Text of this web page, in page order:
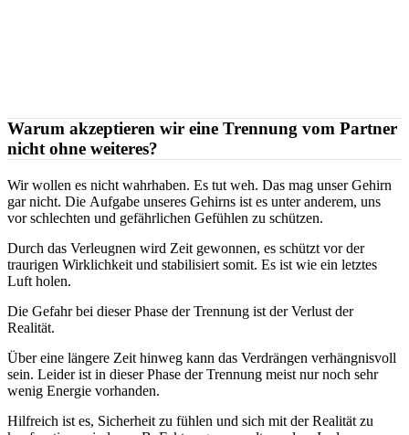
Warum akzeptieren wir eine Trennung vom Partner
nicht ohne weiteres?
Wir wollen es nicht wahrhaben. Es tut weh. Das mag unser Gehirn
gar nicht. Die Aufgabe unseres Gehirns ist es unter anderem, uns
vor schlechten und gefährlichen Gefühlen zu schützen.
Durch das Verleugnen wird Zeit gewonnen, es schützt vor der
traurigen Wirklichkeit und stabilisiert somit. Es ist wie ein letztes
Luft holen.
Die Gefahr bei dieser Phase der Trennung ist der Verlust der
Realität.
Über eine längere Zeit hinweg kann das Verdrängen verhängnisvoll
sein. Leider ist in dieser Phase der Trennung meist nur noch sehr
wenig Energie vorhanden.
Hilfreich ist es, Sicherheit zu fühlen und sich mit der Realität zu